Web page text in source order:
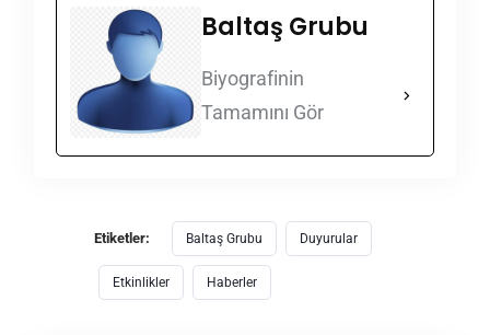
Baltaş Grubu
Biyografinin
Tamamını Gör
Etiketler: Baltaş Grubu Duyurular
Etkinlikler Haberler